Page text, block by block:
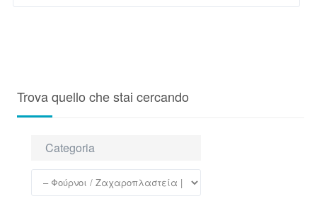
Trova quello che stai cercando
Categoria